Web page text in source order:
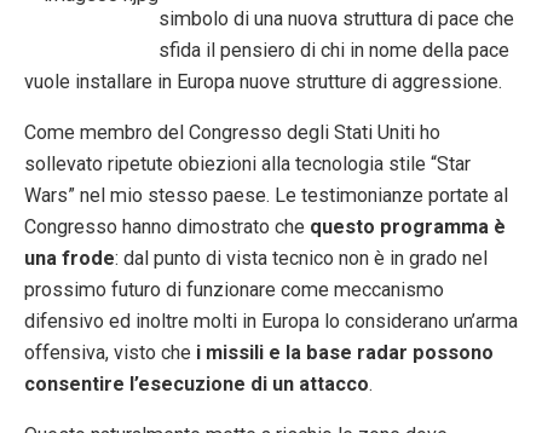
simbolo di una nuova struttura di pace che
sfida il pensiero di chi in nome della pace
vuole installare in Europa nuove strutture di aggressione.
Come membro del Congresso degli Stati Uniti ho
sollevato ripetute obiezioni alla tecnologia stile “Star
Wars” nel mio stesso paese. Le testimonianze portate al
Congresso hanno dimostrato che questo programma è
una frode: dal punto di vista tecnico non è in grado nel
prossimo futuro di funzionare come meccanismo
difensivo ed inoltre molti in Europa lo considerano un’arma
offensiva, visto che i missili e la base radar possono
consentire l’esecuzione di un attacco.